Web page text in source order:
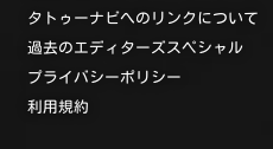
タトゥーナビへのリンクについて
過去のエディターズスペシャル
プライバシーポリシー
利用規約